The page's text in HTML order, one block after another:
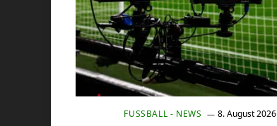
FUSSBALL - NEWS 8. August 2026